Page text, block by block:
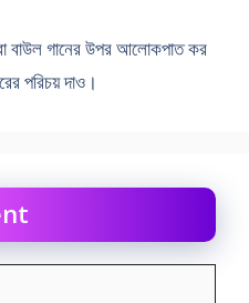
বাউল গানের উপর আলােকপাত কর
পরিচয় দাও।